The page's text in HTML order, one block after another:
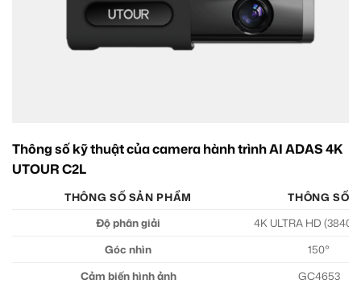
Thông số kỹ thuật của camera hành trình AI ADAS 4K
UTOUR C2L
THÔNG SỐ SẢN PHẨM
THÔNG SỐ
Độ phân giải
4K ULTRA HD
Góc nhìn
150°
Cảm biến hình ảnh
GC4653